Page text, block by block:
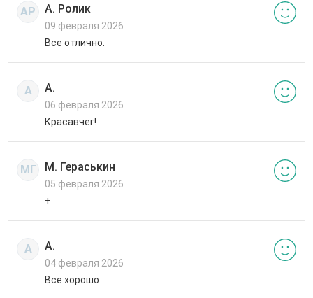
АР А. Ролик
09 февраля 2026
Все отлично.
А А.
06 февраля 2026
Красавчег!
МГ М. Гераськин
05 февраля 2026
+
А А.
04 февраля 2026
Все хорошо